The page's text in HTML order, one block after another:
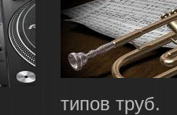
типов труб.